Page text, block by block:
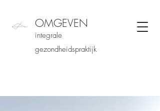
OMGEVEN
integrale
gezondheidspraktijk